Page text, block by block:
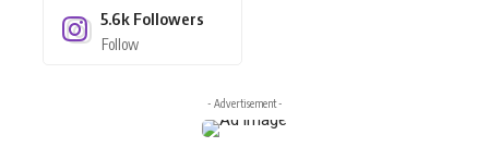
5.6k Followers
Follow
- Advertisement -